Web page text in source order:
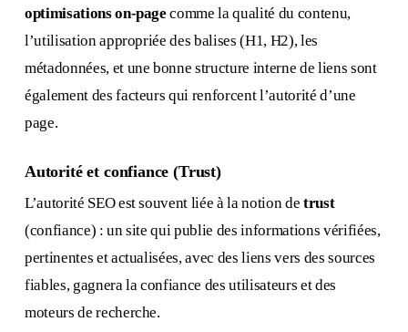
optimisations on-page comme la qualité du contenu,
l’utilisation appropriée des balises (H1, H2), les
métadonnées, et une bonne structure interne de liens sont
également des facteurs qui renforcent l’autorité d’une
page.
Autorité et confiance (Trust)
L’autorité SEO est souvent liée à la notion de trust
(confiance) : un site qui publie des informations vérifiées,
pertinentes et actualisées, avec des liens vers des sources
fiables, gagnera la confiance des utilisateurs et des
moteurs de recherche.